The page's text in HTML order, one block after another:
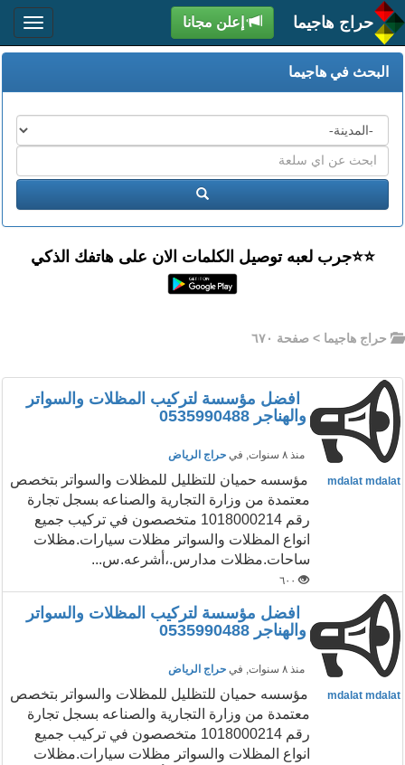
حراج هاجيما إعلن مجانا
البحث في هاجيما
المدن
اكتب
عبارة
البحث
ابحث
⭐️⭐جرب لعبه توصيل الكلمات الان على هاتفك الذكي
حراج هاجيما > صفحة ٦٧٠
افضل مؤسسة لتركيب المظلات والسواتر
والهناجر 0535990488
منذ ٨ سنوات , في حراج الرياض
mdalat mdalat
مؤسسه حميان للتظليل للمظلات والسواتر بتخصص
معتمدة من وزارة التجارية والصناعه بسجل تجارة
رقم 1018000214 متخصصون في تركيب جميع
انواع المظلات والسواتر مظلات سيارات.مظلات
ساحات.مظلات مدارس.،أشرعه.س...
٦٠٠
افضل مؤسسة لتركيب المظلات والسواتر
والهناجر 0535990488
منذ ٨ سنوات , في حراج الرياض
mdalat mdalat
مؤسسه حميان للتظليل للمظلات والسواتر بتخصص
معتمدة من وزارة التجارية والصناعه بسجل تجارة
رقم 1018000214 متخصصون في تركيب جميع
انواع المظلات والسواتر مظلات سيارات.مظلات